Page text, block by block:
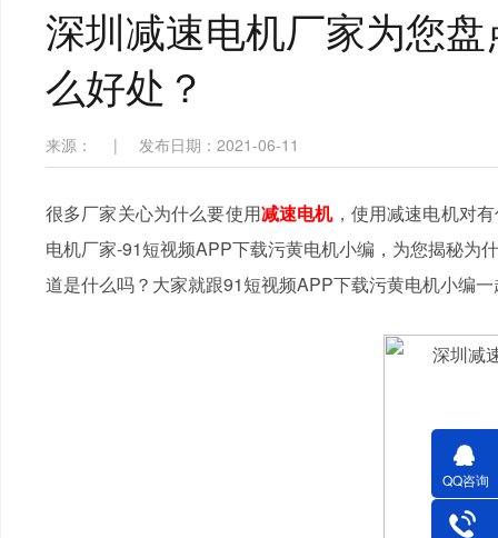
深圳减速电机厂家为您
么好处？
来源： | 发布日期：2021-06-11
很多厂家关心为什么要使用减速电机，使用减速电机对
电机厂家-91短视频APP下载污黄电机小编，为您揭秘为
道是什么吗？大家就跟91短视频APP下载污黄电机小编
QQ咨询